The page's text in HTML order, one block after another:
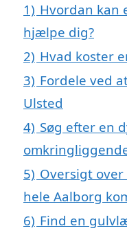
1) Hvordan kan
hjælpe dig?
2) Hvad koster
3) Fordele ved
Ulsted
4) Søg efter en
5) Oversigt
hele Aalborg
6) Find en